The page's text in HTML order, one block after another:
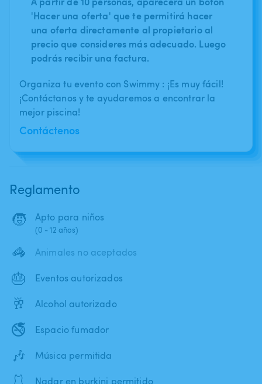
'Hacer una oferta' que te permitirá hacer
una oferta directamente al propietario al
precio que consideres más adecuado. Luego
podrás recibir una factura.
Organiza tu evento con Swimmy : ¡Es muy fácil!
¡Contáctanos y te ayudaremos a encontrar la
mejor piscina!
Contáctenos
Reglamento
🧒 Apto para niños
(0 - 12 años)
🦓 Animales no aceptados
🎂 Eventos autorizados
🥂 Alcohol autorizado
🚭 Espacio fumador
🎶 Música permitida
Nadar en burkini permitido